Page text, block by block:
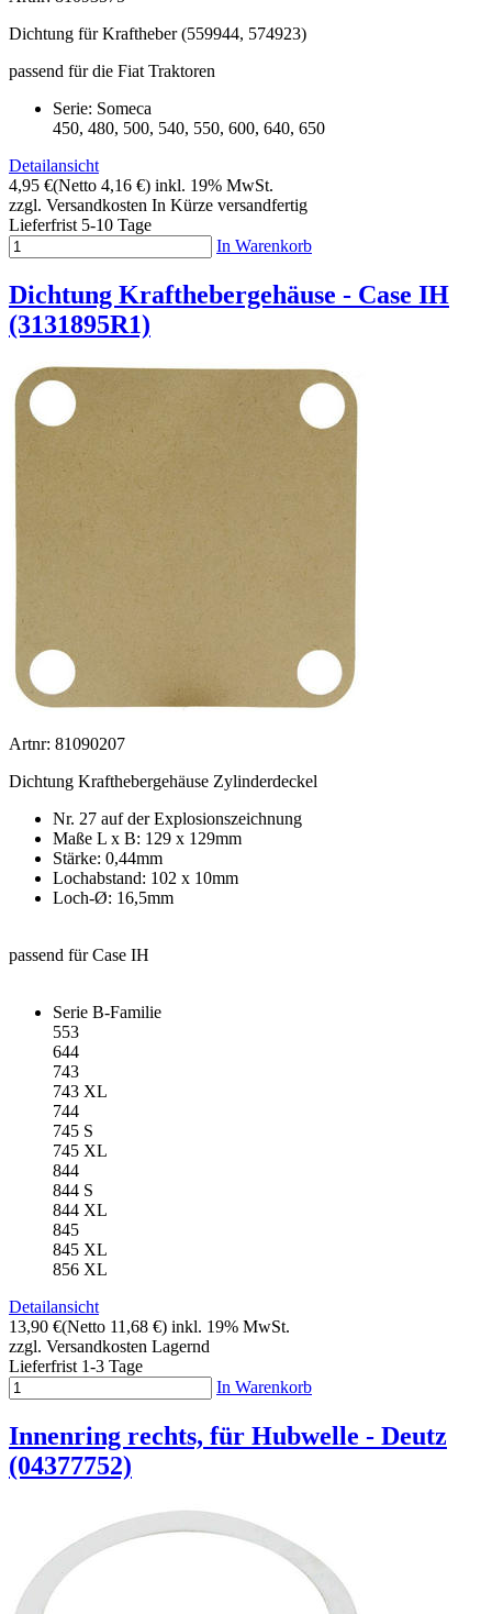
Dichtung für Kraftheber (559944, 574923)
passend für die Fiat Traktoren
Serie: Someca
450, 480, 500, 540, 550, 600, 640, 650
Detailansicht
4,95 €(Netto 4,16 €) inkl. 19% MwSt.
zzgl. Versandkosten In Kürze versandfertig
Lieferfrist 5-10 Tage
In Warenkorb
Dichtung Krafthebergehäuse - Case IH
(3131895R1)
Artnr: 81090207
Dichtung Krafthebergehäuse Zylinderdeckel
Nr. 27 auf der Explosionszeichnung
Maße L x B: 129 x 129mm
Stärke: 0,44mm
Lochabstand: 102 x 10mm
Loch-Ø: 16,5mm
passend für Case IH
Serie B-Familie
553
644
743
743 XL
744
745 S
745 XL
844
844 S
844 XL
845
845 XL
856 XL
Detailansicht
13,90 €(Netto 11,68 €) inkl. 19% MwSt.
zzgl. Versandkosten Lagernd
Lieferfrist 1-3 Tage
In Warenkorb
Innenring rechts, für Hubwelle - Deutz
(04377752)